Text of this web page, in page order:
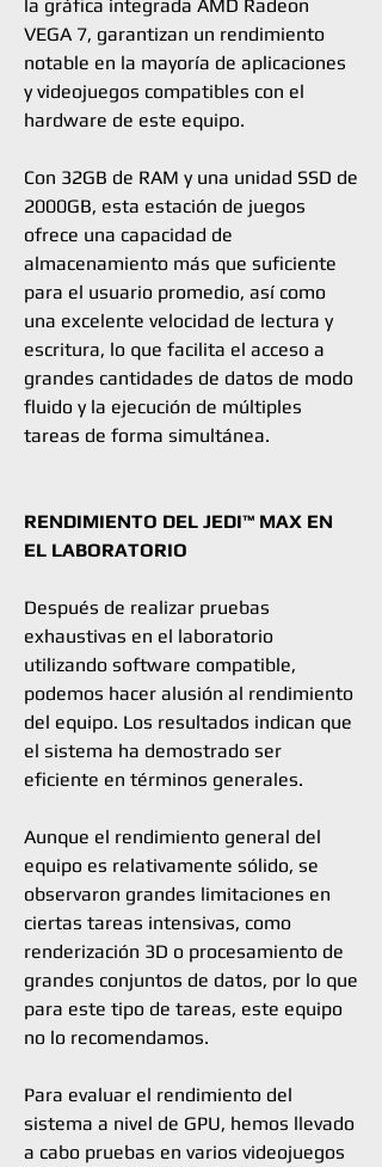
la gráfica integrada AMD Radeon
VEGA 7, garantizan un rendimiento
notable en la mayoría de aplicaciones
y videojuegos compatibles con el
hardware de este equipo.
Con 32GB de RAM y una unidad SSD de
2000GB, esta estación de juegos
ofrece una capacidad de
almacenamiento más que suficiente
para el usuario promedio, así como
una excelente velocidad de lectura y
escritura, lo que facilita el acceso a
grandes cantidades de datos de modo
fluido y la ejecución de múltiples
tareas de forma simultánea.
RENDIMIENTO DEL JEDI™ MAX EN
EL LABORATORIO
Después de realizar pruebas
exhaustivas en el laboratorio
utilizando software compatible,
podemos hacer alusión al rendimiento
del equipo. Los resultados indican que
el sistema ha demostrado ser
eficiente en términos generales.
Aunque el rendimiento general del
equipo es relativamente sólido, se
observaron grandes limitaciones en
ciertas tareas intensivas, como
renderización 3D o procesamiento de
grandes conjuntos de datos, por lo que
para este tipo de tareas, este equipo
no lo recomendamos.
Para evaluar el rendimiento del
sistema a nivel de GPU, hemos llevado
a cabo pruebas en varios videojuegos